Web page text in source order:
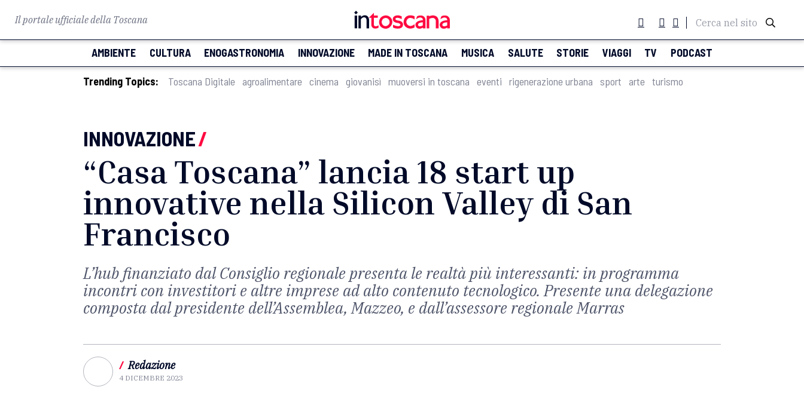
Il portale ufficiale della Toscana Cerca nel sito
AMBIENTE CULTURA ENOGASTRONOMIA INNOVAZIONE MADE IN TOSCANA MUSICA SALUTE STORIE VIAGGI TV PODCAST
Trending Topics: Toscana Digitale agroalimentare cinema giovanisì muoversi in toscana eventi rigenerazione urbana sport arte turismo
INNOVAZIONE/
“Casa Toscana” lancia 18 start up
innovative nella Silicon Valley di San
Francisco
L’hub finanziato dal Consiglio regionale presenta le realtà più interessanti: in programma
incontri con investitori e altre imprese ad alto contenuto tecnologico. Presente una delegazione
composta dal presidente dell’Assemblea, Mazzeo, e dall’assessore regionale Marras
/ Redazione
4 DICEMBRE 2023